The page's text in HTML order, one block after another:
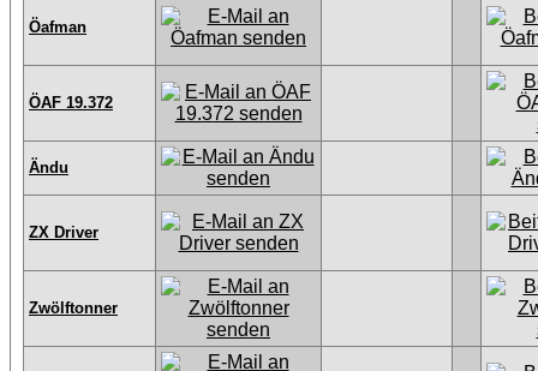
Öafman
ÖAF 19.372
Ändu
ZX Driver
Zwölftonner